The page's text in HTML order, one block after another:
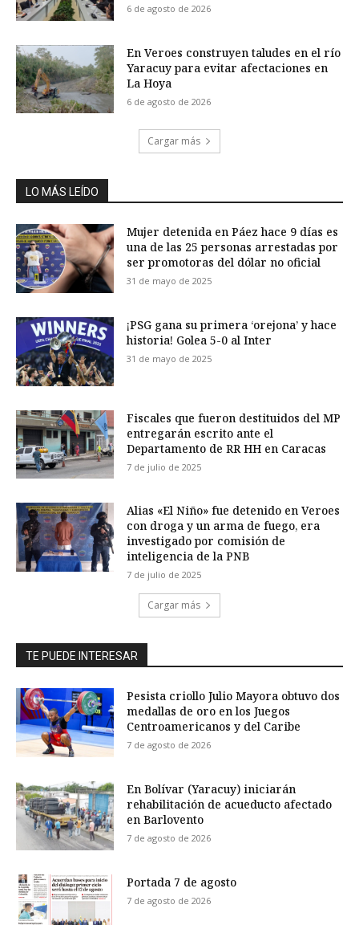
6 de agosto de 2026
En Veroes construyen taludes en el río
Yaracuy para evitar afectaciones en
La Hoya
6 de agosto de 2026
Cargar más
LO MÁS LEÍDO
Mujer detenida en Páez hace 9 días es
una de las 25 personas arrestadas por
ser promotoras del dólar no oficial
31 de mayo de 2025
¡PSG gana su primera ‘orejona’ y hace
historia! Golea 5-0 al Inter
31 de mayo de 2025
Fiscales que fueron destituidos del MP
entregarán escrito ante el
Departamento de RR HH en Caracas
7 de julio de 2025
Alias «El Niño» fue detenido en Veroes
con droga y un arma de fuego, era
investigado por comisión de
inteligencia de la PNB
7 de julio de 2025
Cargar más
TE PUEDE INTERESAR
Pesista criollo Julio Mayora obtuvo dos
medallas de oro en los Juegos
Centroamericanos y del Caribe
7 de agosto de 2026
En Bolívar (Yaracuy) iniciarán
rehabilitación de acueducto afectado
en Barlovento
7 de agosto de 2026
Portada 7 de agosto
7 de agosto de 2026